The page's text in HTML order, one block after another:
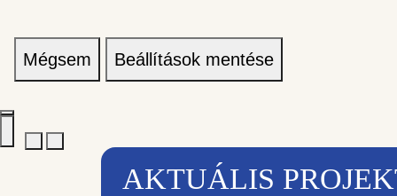
Mégsem Beállítások mentése
AKTUÁLIS